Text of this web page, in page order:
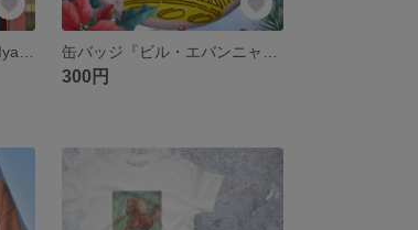
300円